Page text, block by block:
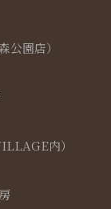
園店）
内）